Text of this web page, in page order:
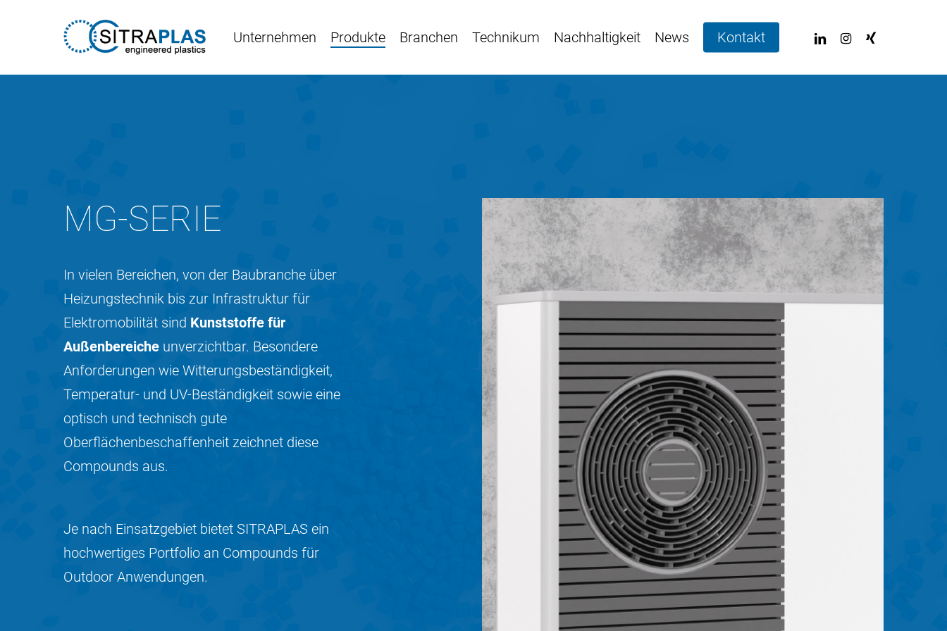
Unternehmen Produkte Branchen Technikum Nachhaltigkeit News Kontakt linkedininstagram
xing
MG-SERIE
In vielen Bereichen, von der Baubranche über
Heizungstechnik bis zur Infrastruktur für
Elektromobilität sind Kunststoffe für
Außenbereiche unverzichtbar. Besondere
Anforderungen wie Witterungsbeständigkeit,
Temperatur- und UV-Beständigkeit sowie eine
optisch und technisch gute
Oberflächenbeschaffenheit zeichnet diese
Compounds aus.
Je nach Einsatzgebiet bietet SITRAPLAS ein
hochwertiges Portfolio an Compounds für
Outdoor Anwendungen.